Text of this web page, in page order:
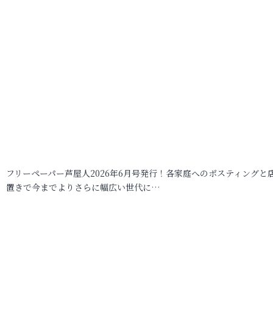
フリーペーパー芦屋人2026年6月号発行！各家庭へのポスティングと
置きで今までよりさらに幅広い世代に…